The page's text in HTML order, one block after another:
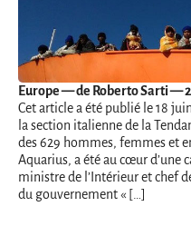
Europe— de Roberto Sarti —
Cet article a été publié le 18
la section italienne de la
des 629 hommes, femmes et
Aquarius, a été au cœur d’une
ministre de l’Intérieur et chef
du gouvernement « […]